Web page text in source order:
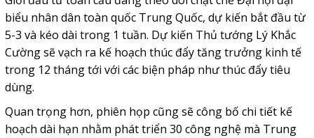
biểu nhân dân toàn quốc Trung Quốc, dự kiến bắt đầu từ
5-3 và kéo dài trong 1 tuần. Dự kiến Thủ tướng Lý Khắc
Cường sẽ vạch ra kế hoạch thúc đẩy tăng trưởng kinh tế
trong 12 tháng tới với các biện pháp như thúc đẩy tiêu
dùng.
Quan trọng hơn, phiên họp cũng sẽ công bố chi tiết kế
hoạch dài hạn nhằm phát triển 30 công nghệ mà Trung